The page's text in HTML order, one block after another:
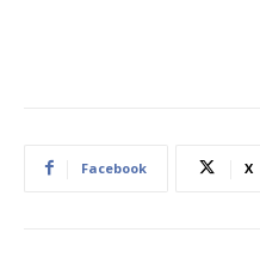
Facebook X